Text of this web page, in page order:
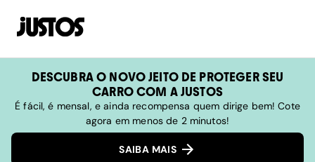
DESCUBRA O NOVO JEITO DE PROTEGER SEU
CARRO COM A JUSTOS
É fácil, é mensal, e ainda recompensa quem dirige bem! Cote
agora em menos de 2 minutos!
SAIBA MAIS